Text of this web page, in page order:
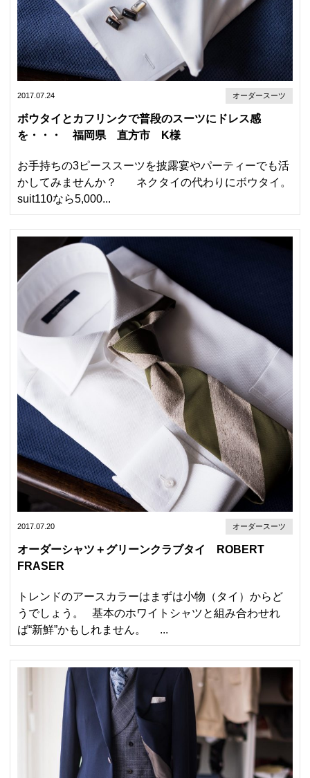
2017.07.24 オーダースーツ
ボウタイとカフリンクで普段のスーツにドレス感
を・・・ 福岡県 直方市 K様
お手持ちの3ピーススーツを披露宴やパーティーでも活
かしてみませんか？ ネクタイの代わりにボウタイ。
suit110なら5,000...
2017.07.20 オーダースーツ
オーダーシャツ＋グリーンクラブタイ ROBERT
FRASER
トレンドのアースカラーはまずは小物（タイ）からど
うでしょう。 基本のホワイトシャツと組み合わせれ
ば“新鮮”かもしれません。 ...